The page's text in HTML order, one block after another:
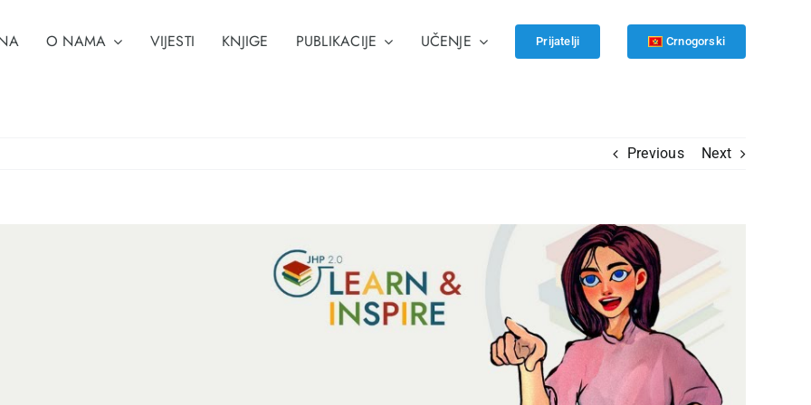
O NAMA VIJESTI KNJIGE PUBLIKACIJE UČENJE Prijatelji Crnogorski
Previous Next